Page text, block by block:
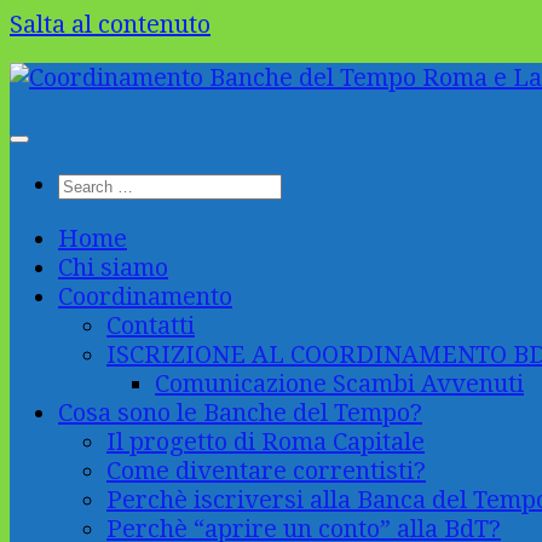
Salta al contenuto
Home
Chi siamo
Coordinamento
Contatti
ISCRIZIONE AL COORDINAMENTO
Comunicazione Scambi Avvenuti
Cosa sono le Banche del Tempo?
Il progetto di Roma Capitale
Come diventare correntisti?
Perchè iscriversi alla Banca del
Perchè “aprire un conto” alla BdT?